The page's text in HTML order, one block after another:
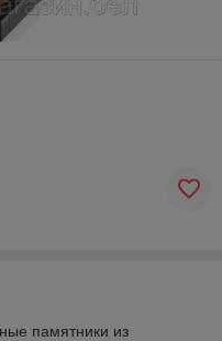
памятники из